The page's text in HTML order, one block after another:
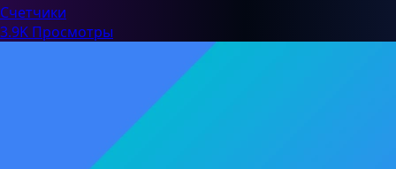
Счетчики
3.9K Просмотры